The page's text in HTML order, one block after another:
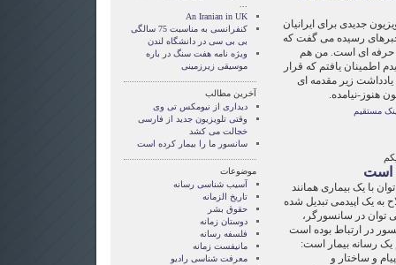
جدیدی برای ایرانیان
خبرهای رسیده می گفت که
حرفه ای است. من هم
اطمینان یافتم که قرار
زیر مقدمه ای
هنوز-نیامده.
مستقیم
است
با یک بیماری همانند
به یک اپیدمی تبدیل شده
توان در سانسورگر،
در ارتباط بوده است
رسانه بیمار است:
و ساختار و
An Iranian in UK
کنفرانسی به مناسبت 75 سالگی
بی بی سی در دانشگاه لندن
ویژه نامه هفت سنگ در باره
موسیقی زیرزمینی
آخرین مطالب
دیداری از نیومکس تی وی
وقتی تلویزیون جدید از فارسی
خجالت می کشد
سانسور ما را بیمار کرده است
موضوعات
آسیب شناسی رسانه
تاريخ الزمانه
حقوق بشر
دوستان زمانه
فلسفه رسانه
مانيفست زمانه
معرفت شناسی راديو